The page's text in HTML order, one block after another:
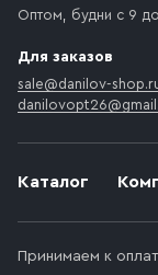
Каталог
Принимаем к
Оптом, будни с 9
Для заказов
sale@danilov-